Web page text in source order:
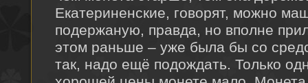
Екатериненские, говорят, можно
подержаную, правда, но вполне
этом раньше – уже была бы со
так, надо ещё подождать. Только